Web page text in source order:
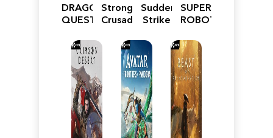
DRAGON
QUEST
Reimagined
Stronghold
Crusader:
Edition
Sudden
Strike
SUPER
ROBOT
Y